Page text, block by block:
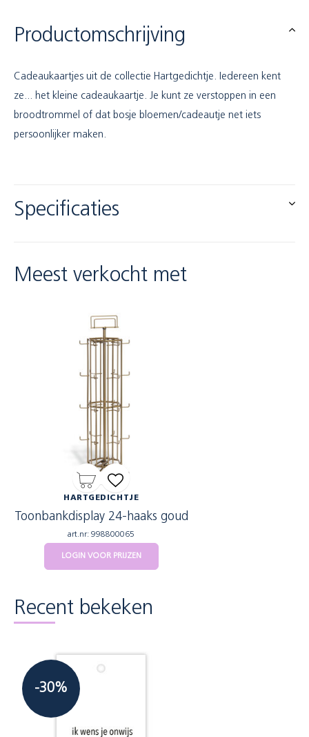
Productomschrijving
Cadeaukaartjes uit de collectie Hartgedichtje. Iedereen kent
ze... het kleine cadeaukaartje. Je kunt ze verstoppen in een
broodtrommel of dat bosje bloemen/cadeautje net iets
persoonlijker maken.
Specificaties
Meest verkocht met
HARTGEDICHTJE
Toonbankdisplay 24-haaks goud
art.nr: 998800065
LOGIN VOOR PRIJZEN
Recent bekeken
-30%